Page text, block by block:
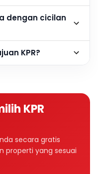
dengan cicilan
KPR?
KPR
secara gratis
properti yang sesuai